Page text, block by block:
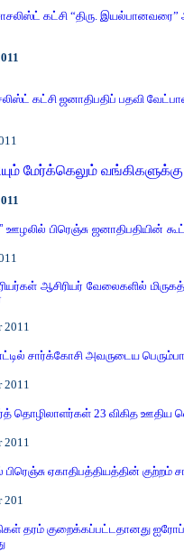
கட்சி “திரு. இயல்பானவரை”
கட்சி ஜனாதிபதிப் பதவி
மேர்க்கெலும்
ஊழலில் பிரெஞ்சு ஜனாதிபதியின்
ஆசிரியர் வேலைகளில்
2011
சார்க்கோசி அவருடைய
2011
தொழிலாளர்கள் 23 விகித ஊதிய
2011
பிரெஞ்சு ஏகாதிபத்தியத்தின் குற்றம்
201
தரம் குறைக்கப்பட்டதானது